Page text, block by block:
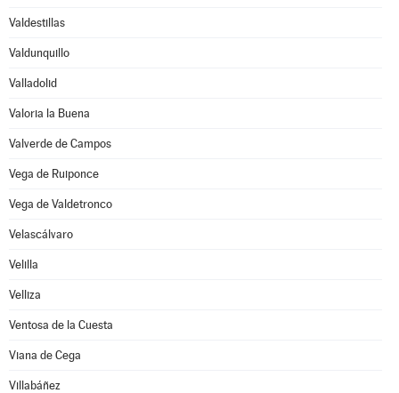
Valdestillas
Valdunquillo
Valladolid
Valoria la Buena
Valverde de Campos
Vega de Ruiponce
Vega de Valdetronco
Velascálvaro
Velilla
Velliza
Ventosa de la Cuesta
Viana de Cega
Villabáñez